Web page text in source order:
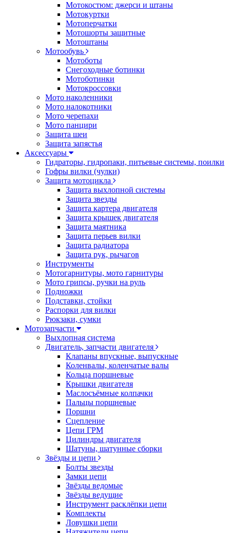
Мотокостюм: джерси и штаны
Мотокуртки
Мотоперчатки
Мотошорты защитные
Мотоштаны
Мотообувь
Мотоботы
Снегоходные ботинки
Мотоботинки
Мотокроссовки
Мото наколенники
Мото налокотники
Мото черепахи
Мото панцири
Защита шеи
Защита запястья
Аксессуары
Гидраторы, гидропаки, питьевые системы, поилки
Гофры вилки (чулки)
Защита мотоцикла
Защита выхлопной системы
Защита звезды
Защита картера двигателя
Защита крышек двигателя
Защита маятника
Защита перьев вилки
Защита радиатора
Защита рук, рычагов
Инструменты
Мотогарнитуры, мото гарнитуры
Мото грипсы, ручки на руль
Подножки
Подставки, стойки
Распорки для вилки
Рюкзаки, сумки
Мотозапчасти
Выхлопная система
Двигатель, запчасти двигателя
Клапаны впускные, выпускные
Коленвалы, коленчатые валы
Кольца поршневые
Крышки двигателя
Маслосъёмные колпачки
Пальцы поршневые
Поршни
Сцепление
Цепи ГРМ
Цилиндры двигателя
Шатуны, шатунные сборки
Звёзды и цепи
Болты звезды
Замки цепи
Звёзды ведомые
Звёзды ведущие
Инструмент расклёпки цепи
Комплекты
Ловушки цепи